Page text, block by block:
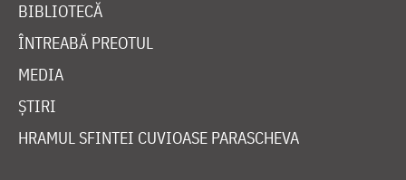
BIBLIOTECĂ
ÎNTREABĂ PREOTUL
MEDIA
ȘTIRI
HRAMUL SFINTEI CUVIOASE PARASCHEVA